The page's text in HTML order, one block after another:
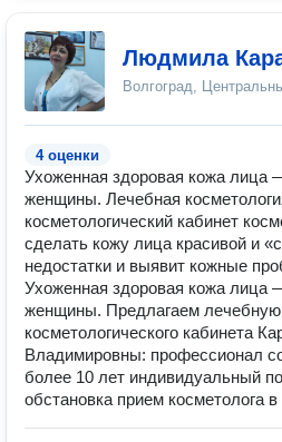
Людмила
Волгоград,
4 оценки
Ухоженная здоровая кожа лица
женщины. Лечебная
косметологический кабинет
сделать кожу лица красивой и
недостатки и выявит кожные
Ухоженная здоровая кожа лица
женщины. Предлагаем лечебную
косметологического кабинета
Владимировны: профессионал
более 10 лет индивидуальный
обстановка прием косметолога